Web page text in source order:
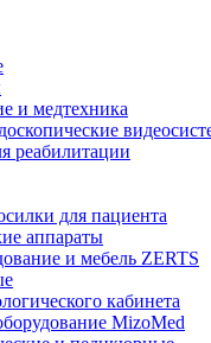
и медтехника
реабилитации
для пациента
аппараты
и мебель ZERTS
кабинета
MizoMed